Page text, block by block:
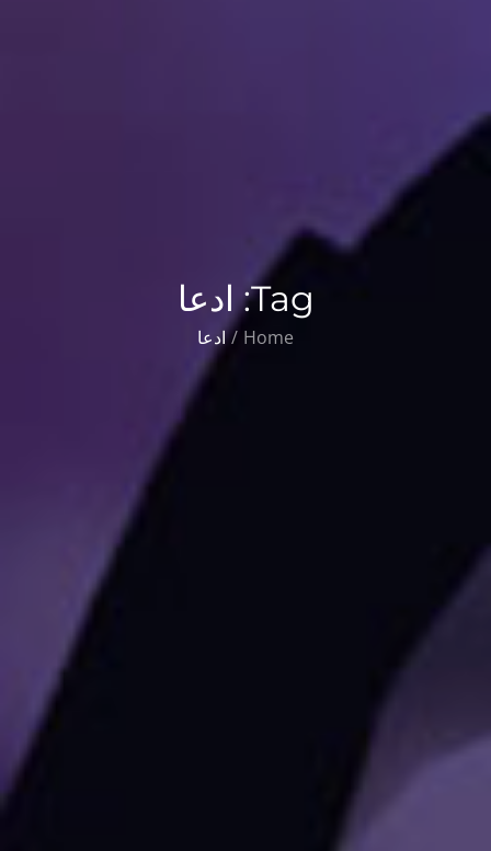
Tag: ادعا
Home ادعا